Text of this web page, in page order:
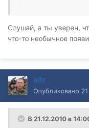
Слушай, а ты уверен,
что-то необычное
altr
Опубликовано
В 21.12.2010 в